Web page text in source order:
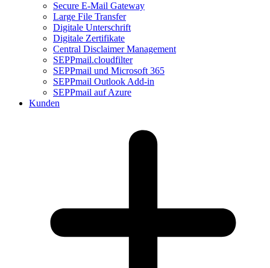
Secure E-Mail Gateway
Large File Transfer
Digitale Unterschrift
Digitale Zertifikate
Central Disclaimer Management
SEPPmail.cloudfilter
SEPPmail und Microsoft 365
SEPPmail Outlook Add-in
SEPPmail auf Azure
Kunden